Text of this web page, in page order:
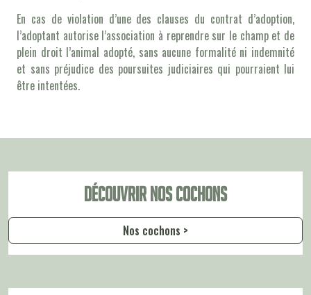
En cas de violation d’une des clauses du contrat d’adoption,
l’adoptant autorise l’association à reprendre sur le champ et de
plein droit l’animal adopté, sans aucune formalité ni indemnité
et sans préjudice des poursuites judiciaires qui pourraient lui
être intentées.
Découvrir nos cochons
Nos cochons >